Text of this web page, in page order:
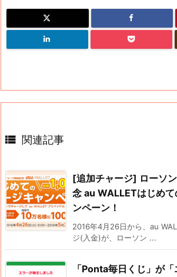
 関連記事
[追加チャージ] ローソ
念 au WALLETはじめて
ンペーン！
2016年4月26日から、au
ジ(入金)が、ローソン ...
「Ponta毎日くじ」が